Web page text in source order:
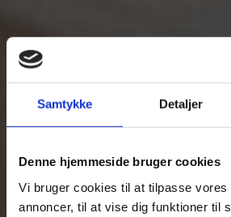
Samtykke Detaljer
Denne hjemmeside bruger cookies
Vi bruger cookies til at tilpasse vores
annoncer, til at vise dig funktioner til